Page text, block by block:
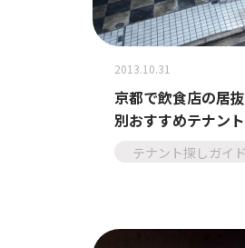
2013.10.31
京都で飲食店の居
別おすすめテナン
テナント探しガイド